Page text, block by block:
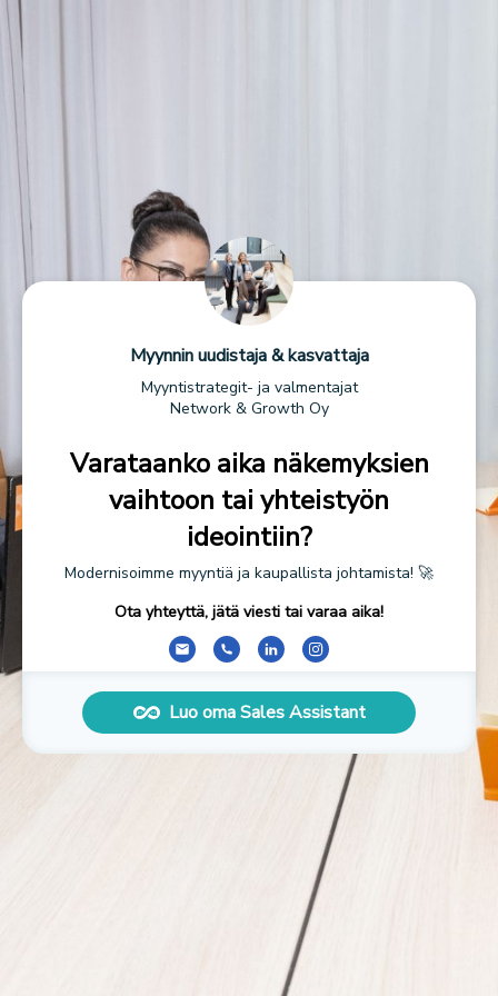
Myynnin uudistaja & kasvattaja
Myyntistrategit- ja valmentajat
Network & Growth Oy
Varataanko aika näkemyksien
vaihtoon tai yhteistyön
ideointiin?
Modernisoimme myyntiä ja kaupallista johtamista! 🚀
Ota yhteyttä, jätä viesti tai varaa aika!
Luo oma Sales Assistant